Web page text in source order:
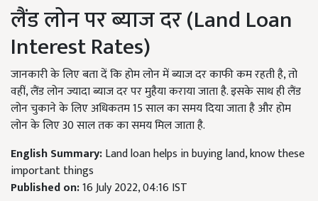
लैंड लोन पर ब्याज दर (Land Loan
Interest Rates)
जानकारी के लिए बता दें कि होम लोन में ब्याज दर काफी कम रहती है, तो
वहीं, लैंड लोन ज्यादा ब्याज दर पर मुहैया कराया जाता है. इसके साथ ही लैंड
लोन चुकाने के लिए अधिकतम 15 साल का समय दिया जाता है और होम
लोन के लिए 30 साल तक का समय मिल जाता है.
English Summary:Land loan helps in buying land, know these
important things
Published on:16 July 2022, 04:16 IST